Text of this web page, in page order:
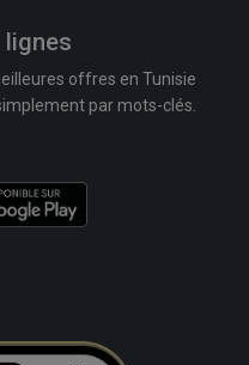
offres en Tunisie
par mots-clés.